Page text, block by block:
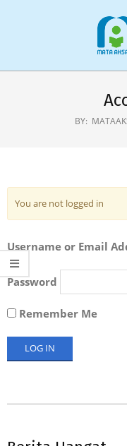
BY:
You are not logged in
Username or Email
Password
Remember Me